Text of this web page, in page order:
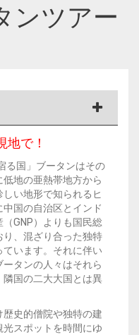
ンツアー
で！
る国」ブータンはその
地の亜熱帯地方から
い地形で知られるヒ
国の自治区とインド
GNP）よりも国民総
り、混ざり合った独特
います。それに伴い
タンの人々はそれら
国の二大大国とは異
史的僧院や独特の建
スポットを時間にゆ